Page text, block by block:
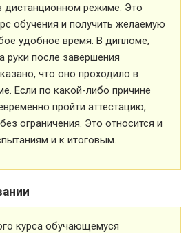
дистанционном режиме. Это
обучения и получить желаемую
удобное время. В дипломе,
руки после завершения
что оно проходило в
Если по какой-либо причине
пройти аттестацию,
ограничения. Это относится и
и к итоговым.
курса обучающемуся